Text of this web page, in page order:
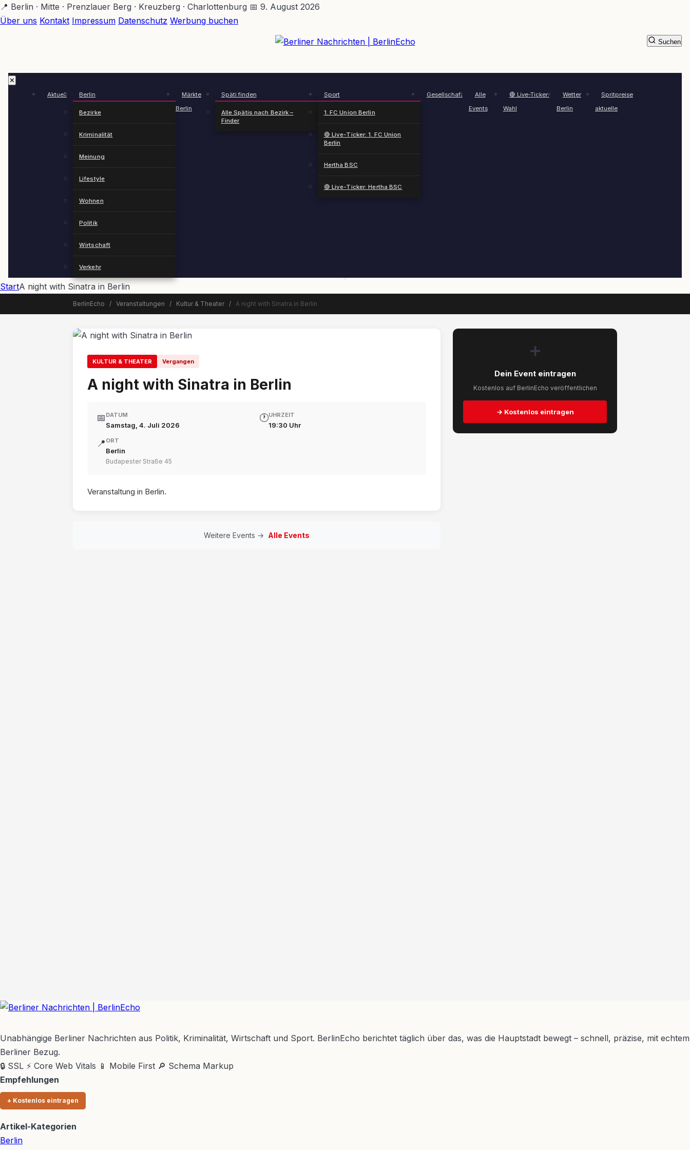
Zum
Hauptinhalt
📍 Berlin · Mitte · Prenzlauer Berg · Kreuzberg · Charlottenburg 📅 9. August 2026
Über uns Kontakt Impressum Datenschutz Werbung buchen
✕
Aktuell Berlin
Bezirke
Kriminalität
Meinung
Lifestyle
Wohnen
Politik
Wirtschaft
Verkehr
Märkte
Berlin
Späti finden
Alle Spätis nach Bezirk –
Finder
Sport
1. FC Union Berlin
🔴 Live-Ticker: 1. FC Union
Berlin
Hertha BSC
🔴 Live-Ticker: Hertha BSC
Gesellschaft
Alle
Events
🔴 Live-Ticker:
Wahl
Wetter
Berlin
Spritpreise
aktuelle
Suchen
StartA night with Sinatra in Berlin
BerlinEcho / Veranstaltungen / Kultur & Theater / A night with Sinatra in Berlin
KULTUR & THEATER Vergangen
A night with Sinatra in Berlin
📅 DATUM
Samstag, 4. Juli 2026
🕐UHRZEIT
19:30 Uhr
📍 ORT
Berlin
Budapester Straße 45
Veranstaltung in Berlin.
Weitere Events → Alle Events
➕
Dein Event eintragen
Kostenlos auf BerlinEcho veröffentlichen
→ Kostenlos eintragen
Unabhängige Berliner Nachrichten aus Politik, Kriminalität, Wirtschaft und Sport. BerlinEcho berichtet täglich über das, was die Hauptstadt bewegt – schnell, präzise, mit echtem
Berliner Bezug.
🔒 SSL ⚡ Core Web Vitals 📱 Mobile First 🔎 Schema Markup
Empfehlungen
+ Kostenlos eintragen
Artikel-Kategorien
Berlin